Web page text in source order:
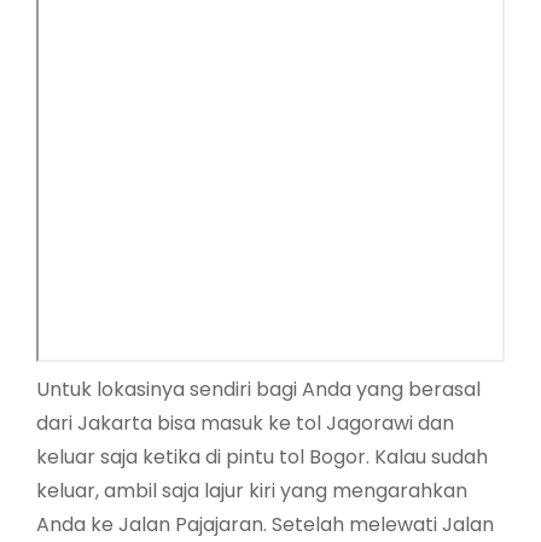
Untuk lokasinya sendiri bagi Anda yang berasal
dari Jakarta bisa masuk ke tol Jagorawi dan
keluar saja ketika di pintu tol Bogor. Kalau sudah
keluar, ambil saja lajur kiri yang mengarahkan
Anda ke Jalan Pajajaran. Setelah melewati Jalan